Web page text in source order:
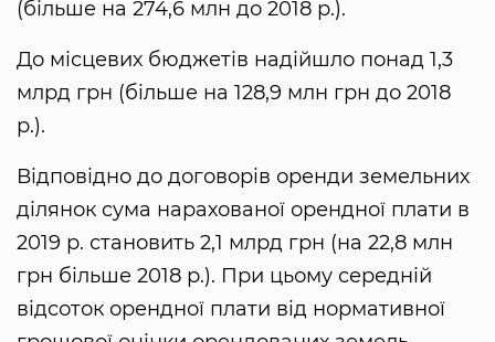
(більше на 274,6 млн до 2018 р.).
До місцевих бюджетів надійшло понад 1,3
млрд грн (більше на 128,9 млн грн до 2018
р.).
Відповідно до договорів оренди земельних
ділянок сума нарахованої орендної плати в
2019 р. становить 2,1 млрд грн (на 22,8 млн
грн більше 2018 р.). При цьому середній
відсоток орендної плати від нормативної